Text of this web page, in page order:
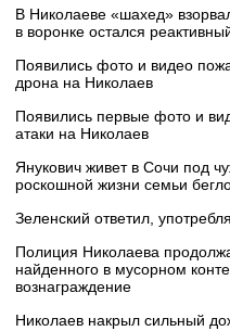
В Николаеве «шахед»
в воронке остался
Появились фото и видео
дрона на Николаев
Появились первые фото и
атаки на Николаев
Янукович живет в Сочи под
роскошной жизни семьи
Зеленский ответил,
Полиция Николаева
найденного в мусорном
вознаграждение
Николаев накрыл сильный